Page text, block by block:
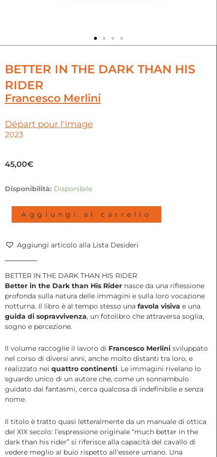
BETTER IN THE DARK THAN HIS
RIDER
Francesco Merlini
Départ pour l'image
2023
45,00€
Disponibilità: Disponibile
BETTER
THE
DARK
RIDER
|
Merlini,
2023
quantità
Aggiungi al carrello
Aggiungi articolo alla Lista Desideri
BETTER IN THE DARK THAN HIS RIDER
Better in the Dark than His Rider nasce da una riflessione
profonda sulla natura delle immagini e sulla loro vocazione
notturna. Il libro è al tempo stesso una favola visiva e una
guida di sopravvivenza, un fotolibro che attraversa soglia,
sogno e percezione.
Il volume raccoglie il lavoro di Francesco Merlini sviluppato
nel corso di diversi anni, anche molto distanti tra loro, e
realizzato nei quattro continenti. Le immagini rivelano lo
sguardo unico di un autore che, come un sonnambulo
guidato dai fantasmi, cerca qualcosa di indefinibile e senza
nome.
Il titolo è tratto quasi letteralmente da un manuale di ottica
del XIX secolo: l’espressione originale “much better in the
dark than his rider” si riferisce alla capacità del cavallo di
vedere meglio al buio rispetto all’essere umano. Una